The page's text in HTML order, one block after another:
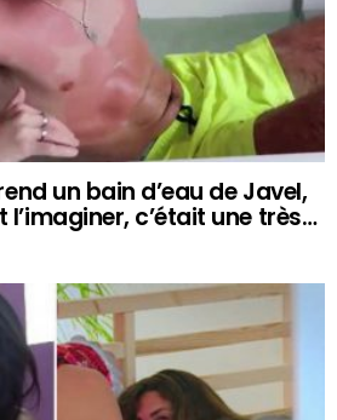
un bain d’eau de Javel,
l’imaginer, c’était une très…